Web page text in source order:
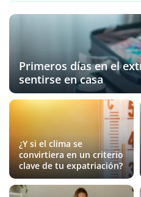
Primeros días en el
sentirse en casa
¿Y si el clima se
convirtiera en un criterio
clave de tu expatriación?